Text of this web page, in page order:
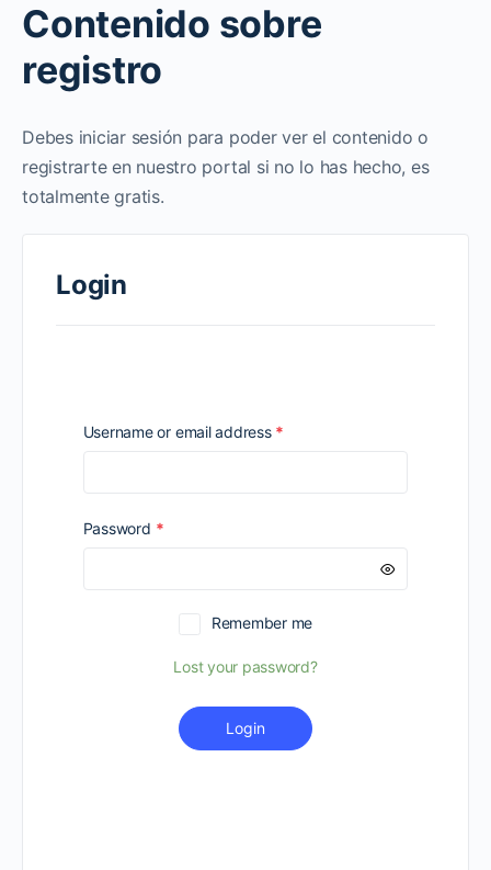
Contenido sobre
registro
Debes iniciar sesión para poder ver el contenido o
registrarte en nuestro portal si no lo has hecho, es
totalmente gratis.
Login
Username or email address *
Password *Required
Remember me
Lost your password?
Login